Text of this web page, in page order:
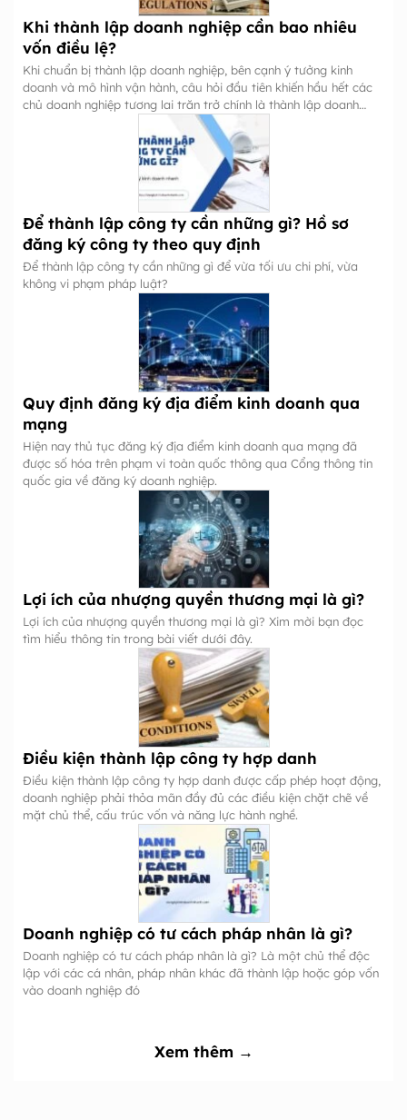
Khi thành lập doanh nghiệp cần bao nhiêu
vốn điều lệ?
Khi chuẩn bị thành lập doanh nghiệp, bên cạnh ý tưởng kinh
doanh và mô hình vận hành, câu hỏi đầu tiên khiến hầu hết các
chủ doanh nghiệp tương lai trăn trở chính là thành lập doanh
Để thành lập công ty cần những gì? Hồ sơ
đăng ký công ty theo quy định
Để thành lập công ty cần những gì để vừa tối ưu chi phí, vừa
không vi phạm pháp luật?
Quy định đăng ký địa điểm kinh doanh qua
mạng
Hiện nay thủ tục đăng ký địa điểm kinh doanh qua mạng đã
được số hóa trên phạm vi toàn quốc thông qua Cổng thông tin
quốc gia về đăng ký doanh nghiệp.
Lợi ích của nhượng quyền thương mại là gì?
Lợi ích của nhượng quyền thương mại là gì? Xim mời bạn đọc
tìm hiểu thông tin trong bài viết dưới đây.
Điều kiện thành lập công ty hợp danh
Điều kiện thành lập công ty hợp danh được cấp phép hoạt động,
doanh nghiệp phải thỏa mãn đầy đủ các điều kiện chặt chẽ về
mặt chủ thể, cấu trúc vốn và năng lực hành nghề.
Doanh nghiệp có tư cách pháp nhân là gì?
Doanh nghiệp có tư cách pháp nhân là gì? Là một chủ thể độc
lập với các cá nhân, pháp nhân khác đã thành lập hoặc góp vốn
vào doanh nghiệp đó
Xem thêm →